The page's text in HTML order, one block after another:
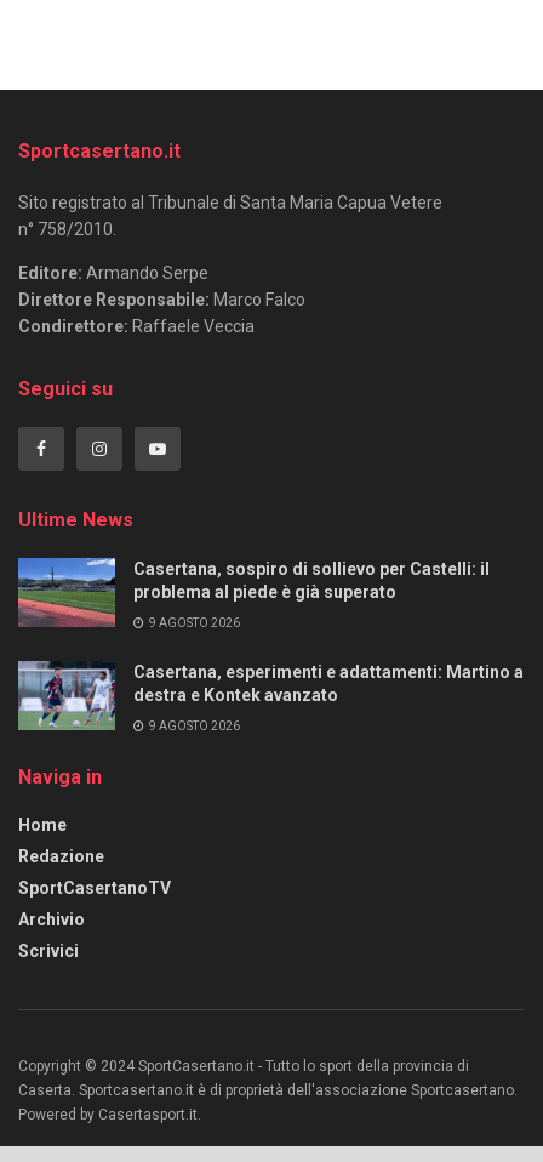
Sportcasertano.it
Sito registrato al Tribunale di Santa Maria Capua Vetere
n° 758/2010.
Editore: Armando Serpe
Direttore Responsabile: Marco Falco
Condirettore: Raffaele Veccia
Seguici su
Ultime News
Casertana, sospiro di sollievo per Castelli: il
problema al piede è già superato
9 AGOSTO 2026
Casertana, esperimenti e adattamenti: Martino a
destra e Kontek avanzato
9 AGOSTO 2026
Naviga in
Home
Redazione
SportCasertanoTV
Archivio
Scrivici
Copyright © 2024 SportCasertano.it - Tutto lo sport della provincia di
Caserta. Sportcasertano.it è di proprietà dell'associazione Sportcasertano.
Powered by Casertasport.it.